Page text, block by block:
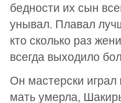
бедности их сын
унывал. Плавал
кто сколько раз
всегда выходило
Он мастерски играл
мать умерла,